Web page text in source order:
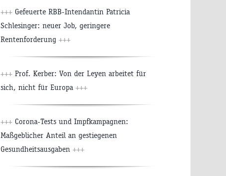
+++ Gefeuerte RBB-Intendantin Patricia
Schlesinger: neuer Job, geringere
Rentenforderung +++
+++ Prof. Kerber: Von der Leyen arbeitet für
sich, nicht für Europa +++
+++ Corona-Tests und Impfkampagnen:
Maßgeblicher Anteil an gestiegenen
Gesundheitsausgaben +++